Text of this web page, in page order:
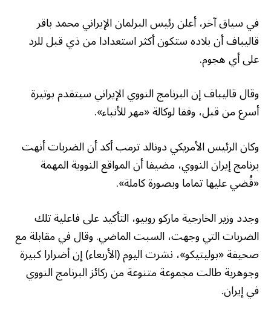
في سياق آخر، أعلن رئيس البرلمان الإيراني محمد باقر
قاليباف أن بلاده ستكون أكثر استعدادا من ذي قبل للرد
على أي هجوم.
وقال قاليباف إن البرنامج النووي الإيراني سيتقدم بوتيرة
أسرع من قبل، وفقا لوكالة «مهر للأنباء».
وكان الرئيس الأمريكي دونالد ترمب أكد أن الضربات أنهت
برنامج إيران النووي، مضيفا أن المواقع النووية المهمة
«قُضي عليها تماما وبصورة كاملة».
وجدد وزير الخارجية ماركو روبيو، التأكيد على فاعلية تلك
الضربات التي وجهت، السبت الماضي. وقال في مقابلة مع
صحيفة «بوليتيكو»، نشرت اليوم (الأربعاء) إن أضرارا كبيرة
وجوهرية طالت مجموعة متنوعة من ركائز البرنامج النووي
في إيران.